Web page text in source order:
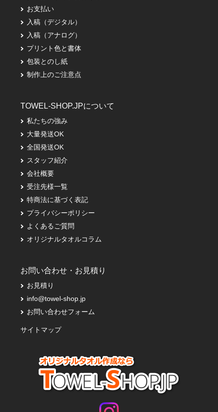
お支払い
入稿（デジタル）
入稿（アナログ）
プリント色と書体
包装とのし紙
制作上のご注意点
TOWEL-SHOP.JPについて
私たちの強み
大量発送OK
全国発送OK
スタッフ紹介
会社概要
受注先様一覧
特商法に基づく表記
プライバシーポリシー
よくあるご質問
オリジナルタオルコラム
お問い合わせ・お見積り
お見積り
info@towel-shop.jp
お問い合わせフォーム
サイトマップ